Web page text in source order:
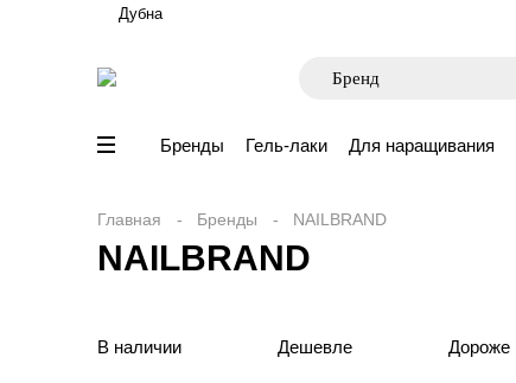
Дубна
Бренды Гель-лаки Для наращивания
Главная Бренды NAILBRAND
NAILBRAND
В наличии Дешевле Дороже